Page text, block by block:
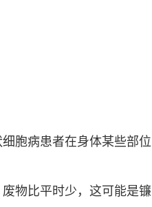
胞病患者在身体某些部位
物比平时少，这可能是镰